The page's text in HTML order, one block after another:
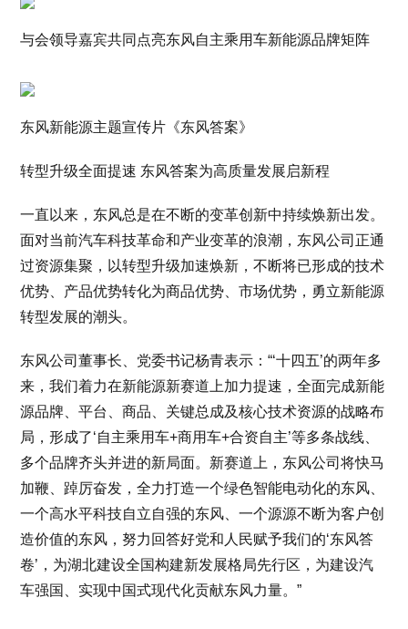
与会领导嘉宾共同点亮东风自主乘用车新能源品牌矩阵
东风新能源主题宣传片《东风答案》
转型升级全面提速 东风答案为高质量发展启新程
一直以来，东风总是在不断的变革创新中持续焕新出发。
面对当前汽车科技革命和产业变革的浪潮，东风公司正通
过资源集聚，以转型升级加速焕新，不断将已形成的技术
优势、产品优势转化为商品优势、市场优势，勇立新能源
转型发展的潮头。
东风公司董事长、党委书记杨青表示：“‘十四五’的两年多
来，我们着力在新能源新赛道上加力提速，全面完成新能
源品牌、平台、商品、关键总成及核心技术资源的战略布
局，形成了‘自主乘用车+商用车+合资自主’等多条战线、
多个品牌齐头并进的新局面。新赛道上，东风公司将快马
加鞭、踔厉奋发，全力打造一个绿色智能电动化的东风、
一个高水平科技自立自强的东风、一个源源不断为客户创
造价值的东风，努力回答好党和人民赋予我们的‘东风答
卷’，为湖北建设全国构建新发展格局先行区，为建设汽
车强国、实现中国式现代化贡献东风力量。”